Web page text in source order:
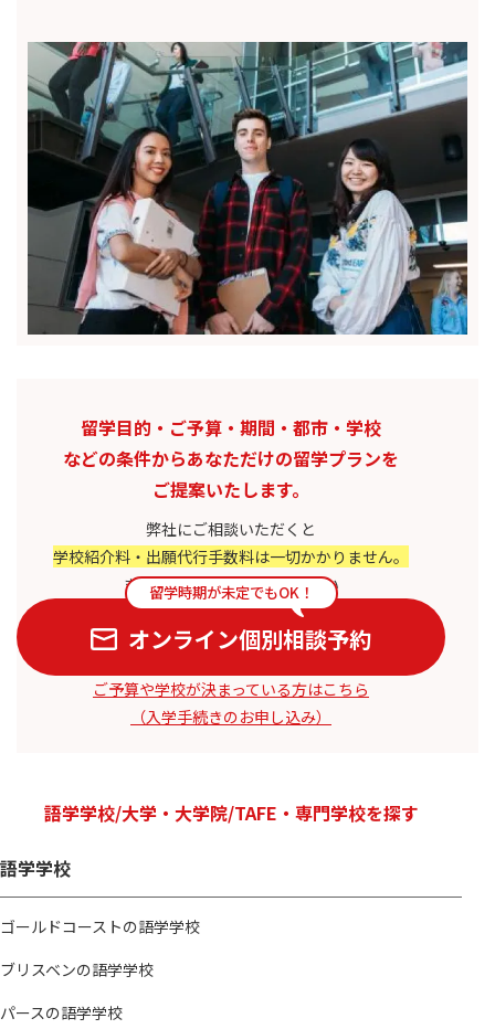
留学目的・ご予算・期間・都市・学校
などの条件からあなただけの留学プランを
ご提案いたします。
弊社にご相談いただくと
学校紹介料・出願代行手数料は一切かかりません。
まずはお気軽にご相談ください
留学時期が未定でもOK！
オンライン個別相談予約
ご予算や学校が決まっている方はこちら
（入学手続きのお申し込み）
語学学校/大学・大学院/TAFE・専門学校を探す
語学学校
ゴールドコーストの語学学校
ブリスベンの語学学校
パースの語学学校